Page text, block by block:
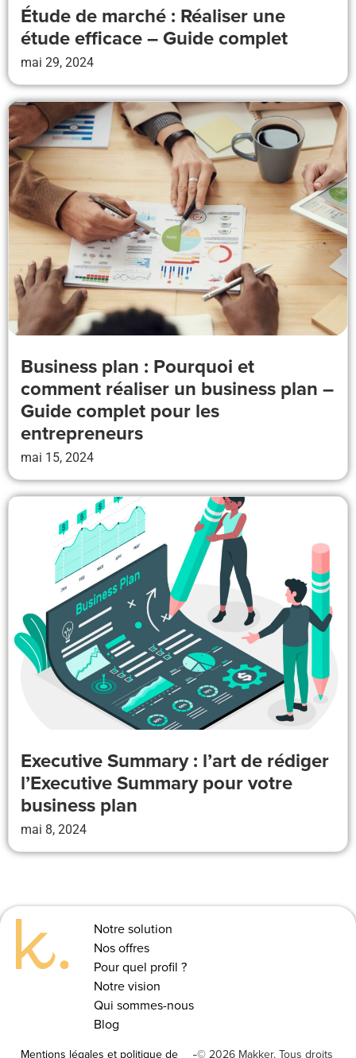
Étude de marché : Réaliser une
étude efficace – Guide complet
mai 29, 2024
Business plan : Pourquoi et
comment réaliser un business plan –
Guide complet pour les
entrepreneurs
mai 15, 2024
Executive Summary : l’art de rédiger
l’Executive Summary pour votre
business plan
mai 8, 2024
Notre solution
Nos offres
Pour quel profil ?
Notre vision
Qui sommes-nous
Blog
Mentions légales et politique de -© 2026 Makker. Tous droits